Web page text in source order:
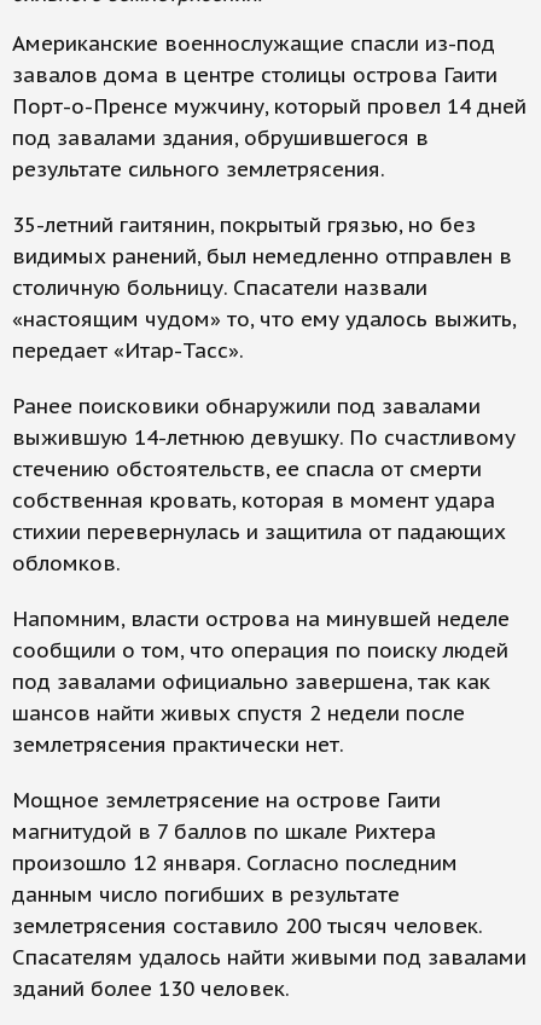
Американские военнослужащие спасли из-под
завалов дома в центре столицы острова Гаити
Порт-о-Пренсе мужчину, который провел 14 дней
под завалами здания, обрушившегося в
результате сильного землетрясения.
35-летний гаитянин, покрытый грязью, но без
видимых ранений, был немедленно отправлен в
столичную больницу. Спасатели назвали
«настоящим чудом» то, что ему удалось выжить,
передает «Итар-Тасс».
Ранее поисковики обнаружили под завалами
выжившую 14-летнюю девушку. По счастливому
стечению обстоятельств, ее спасла от смерти
собственная кровать, которая в момент удара
стихии перевернулась и защитила от падающих
обломков.
Напомним, власти острова на минувшей неделе
сообщили о том, что операция по поиску людей
под завалами официально завершена, так как
шансов найти живых спустя 2 недели после
землетрясения практически нет.
Мощное землетрясение на острове Гаити
магнитудой в 7 баллов по шкале Рихтера
произошло 12 января. Согласно последним
данным число погибших в результате
землетрясения составило 200 тысяч человек.
Спасателям удалось найти живыми под завалами
зданий более 130 человек.